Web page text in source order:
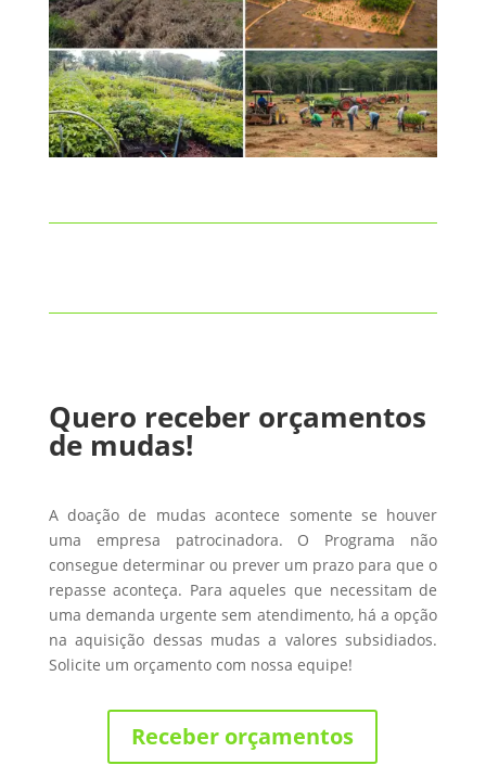
Quero receber orçamentos
de mudas!
A doação de mudas acontece somente se houver
uma empresa patrocinadora. O Programa não
consegue determinar ou prever um prazo para que o
repasse aconteça. Para aqueles que necessitam de
uma demanda urgente sem atendimento, há a opção
na aquisição dessas mudas a valores subsidiados.
Solicite um orçamento com nossa equipe!
Receber orçamentos